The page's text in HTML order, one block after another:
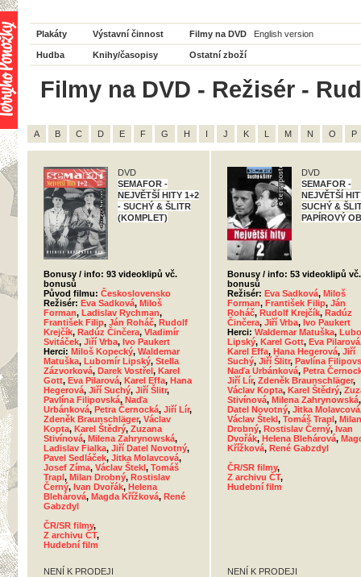
Plakáty Výstavní činnost Filmy na DVD English version
Hudba Knihy/časopisy Ostatní zboží
Filmy na DVD - Režisér -
A B C D E F G H I J K L M N O P
DVD
SEMAFOR -
NEJVĚTŠÍ HITY 1+2
- SUCHÝ & ŠLITR
(KOMPLET)
Bonusy / info: 93 videoklipů vč.
bonusů
Původ filmu: Československo
Režisér: Eva Sadková, Miloš
Forman, Ladislav Rychman,
František Filip, Ján Roháč, Rudolf
Krejčík, Radúz Činčera, Vladimír
Svitáček, Jiří Vrba, Ivo Paukert
Herci: Miloš Kopecký, Waldemar
Matuška, Lubomír Lipský, Stella
Zázvorková, Darek Vostřel, Karel
Gott, Eva Pilarová, Karel Effa, Hana
Hegerová, Jiří Suchý, Jiří Šlitr,
Pavlína Filipovská, Naďa
Urbánková, Petra Černocká, Jiří Lír,
Zdeněk Braunschläger, Václav
Kopta, Karel Štědrý, Zuzana
Stivínová, Milena Zahrynowská,
Ladislav Fialka, Jiří Datel Novotný,
Pavel Sedláček, Jitka Molavcová,
Josef Zíma, Václav Štekl, Tomáš
Trapl, Milan Drobný, Rostislav
Černý, Ivan Dvořák, Helena
Blehárová, Magda Křížková, René
Gabzdyl
ČR/SR filmy,
Z archivu ČT,
Hudební film
NENÍ K PRODEJI
DVD
SEMAFOR -
NEJVĚTŠÍ
SUCHÝ &
PAPÍROVÝ
Bonusy / info: 53 videoklipů vč.
bonusů
Režisér: Eva Sadková, Miloš
Forman, František Filip, Ján
Roháč, Rudolf Krejčík, Radúz
Činčera, Jiří Vrba, Ivo Paukert
Herci: Waldemar Matuška,
Lipský, Karel Gott, Eva Pilarová
Karel Effa, Hana Hegerová, Jiří
Suchý, Jiří Šlitr, Pavlína
Naďa Urbánková, Petra
Jiří Lír, Zdeněk Braunschläger,
Václav Kopta, Karel Štědrý,
Stivínová, Milena Zahrynowská
Datel Novotný, Jitka Molavcová
Václav Štekl, Tomáš Trapl, Milan
Drobný, Rostislav Černý, Ivan
Dvořák, Helena Blehárová,
Křížková, René Gabzdyl
ČR/SR filmy,
Z archivu ČT,
Hudební film
NENÍ K PRODEJI